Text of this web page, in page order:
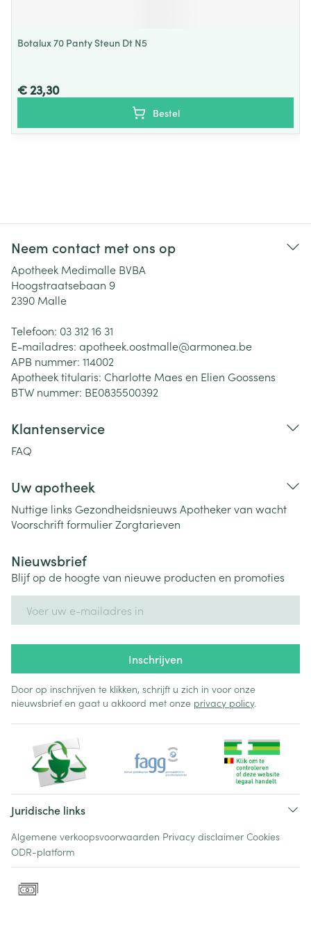
Botalux 70 Panty Steun Dt N5
€ 23,30
Bestel
Neem contact met ons op
Apotheek Medimalle BVBA
Hoogstraatsebaan 9
2390 Malle
Telefoon: 03 312 16 31
E-mailadres: apotheek.oostmalle@armonea.be
APB nummer: 114002
Apotheek titularis: Charlotte Maes en Elien Goossens
BTW nummer: BE0835500392
Klantenservice
FAQ
Uw apotheek
Nuttige links Gezondheidsnieuws Apotheker van wacht
Voorschrift formulierZorgtarieven
Nieuwsbrief
Blijf op de hoogte van nieuwe producten en promoties
Inschrijven
Door op inschrijven te klikken, schrijft u zich in voor onze
nieuwsbrief en gaat u akkoord met onze privacy policy.
Juridische links
Algemene verkoopsvoorwaarden Privacy disclaimer Cookies
ODR-platform